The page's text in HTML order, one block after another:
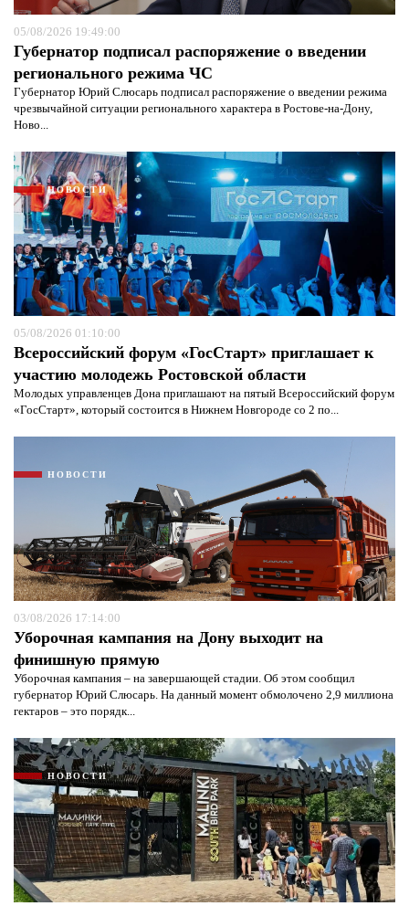
05/08/2026 19:49:00
Губернатор подписал распоряжение о введении
регионального режима ЧС
Губернатор Юрий Слюсарь подписал распоряжение о введении режима
чрезвычайной ситуации регионального характера в Ростове-на-Дону,
Ново...
НОВОСТИ
05/08/2026 01:10:00
Всероссийский форум «ГосСтарт» приглашает к
участию молодежь Ростовской области
Молодых управленцев Дона приглашают на пятый Всероссийский форум
«ГосСтарт», который состоится в Нижнем Новгороде со 2 по...
НОВОСТИ
03/08/2026 17:14:00
Уборочная кампания на Дону выходит на
финишную прямую
Уборочная кампания – на завершающей стадии. Об этом сообщил
губернатор Юрий Слюсарь. На данный момент обмолочено 2,9 миллиона
гектаров – это порядк...
НОВОСТИ
Я согласен с
защиты информации*
Я согласен сполитикой конфиденциальности и
защиты информации*